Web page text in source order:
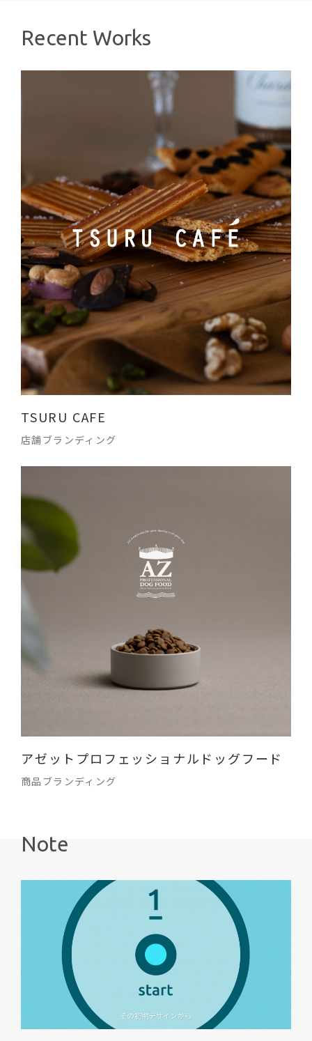
Recent Works
TSURU CAFE
店舗ブランディング
アゼットプロフェッショナルドッグフード
商品ブランディング
Note